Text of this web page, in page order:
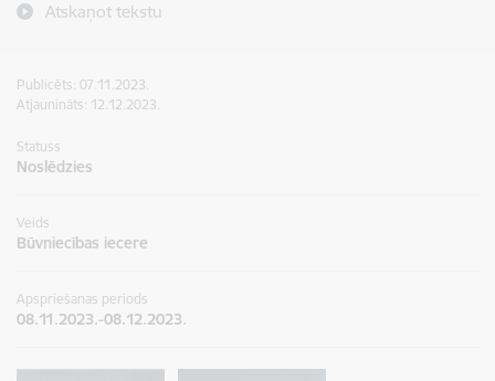
Atskaņot tekstu
Publicēts: 07.11.2023.
Atjaunināts: 12.12.2023.
Statuss
Noslēdzies
Veids
Būvniecības iecere
Apspriešanas periods
08.11.2023.-08.12.2023.